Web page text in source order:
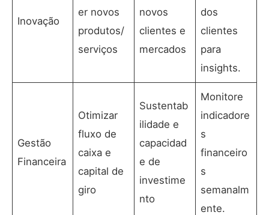
Inovação
er novos
produtos/
serviços
novos
clientes e
mercados
dos
clientes
para
insights.
Gestão
Financeira
Otimizar
fluxo de
caixa e
capital de
giro
Sustentab
ilidade e
capacidad
e de
investime
nto
Monitore
indicadore
s
financeiro
s
semanalm
ente.